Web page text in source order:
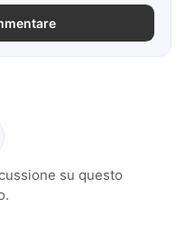
su questo